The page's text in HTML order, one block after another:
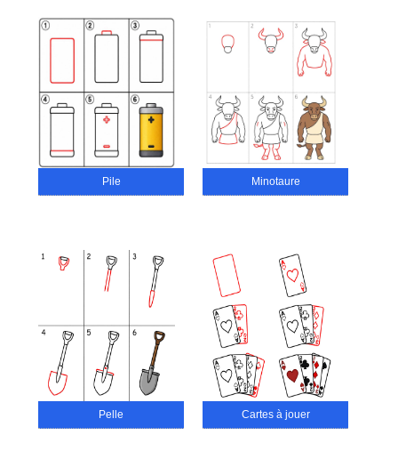
Pile Minotaure
Pelle Cartes à jouer